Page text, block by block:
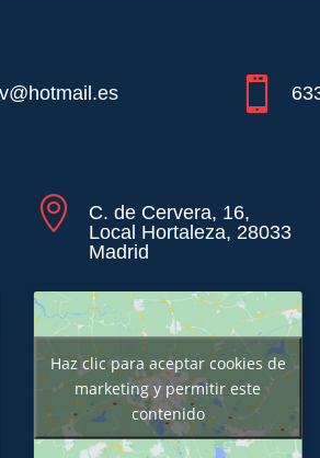


C. de Cervera, 16,
Local Hortaleza, 28033
Madrid
Haz clic para aceptar cookies de
marketing y permitir este
contenido